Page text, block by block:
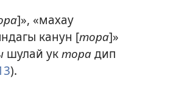
]», «махау
канун [тора]»
шулай укторадип
).